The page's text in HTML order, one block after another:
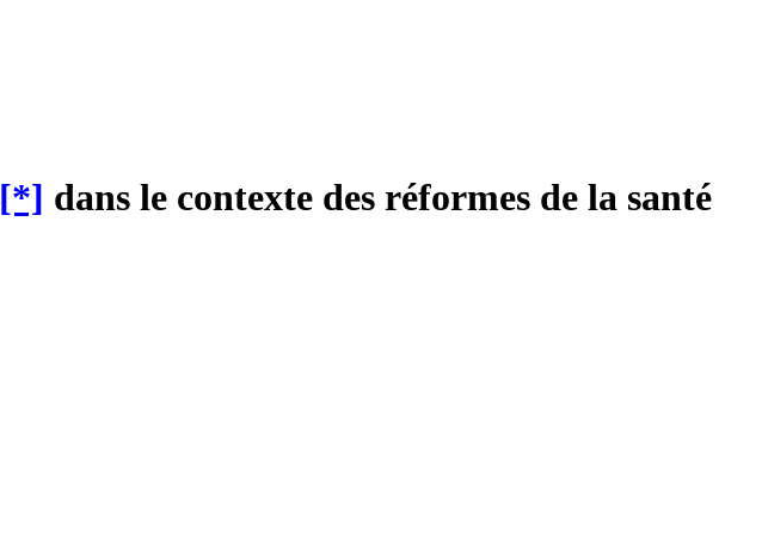
[*] dans le contexte des réformes de la santé